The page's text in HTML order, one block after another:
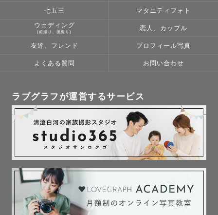
七五三 マタニティフォト
ウェディング
(前撮り、後撮り)
恋人、カップル
友達、フレンド プロフィール写真
よくある質問 お問い合わせ
ラブグラフが運営するサービス